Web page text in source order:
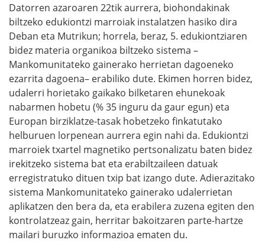
Datorren azaroaren 22tik aurrera, biohondakinak
biltzeko edukiontzi marroiak instalatzen hasiko dira
Deban eta Mutrikun; horrela, beraz, 5. edukiontziaren
bidez materia organikoa biltzeko sistema –
Mankomunitateko gainerako herrietan dagoeneko
ezarrita dagoena– erabiliko dute. Ekimen horren bidez,
udalerri horietako gaikako bilketaren ehunekoak
nabarmen hobetu (% 35 inguru da gaur egun) eta
Europan birziklatze-tasak hobetzeko finkatutako
helburuen lorpenean aurrera egin nahi da. Edukiontzi
marroiek txartel magnetiko pertsonalizatu baten bidez
irekitzeko sistema bat eta erabiltzaileen datuak
erregistratuko dituen txip bat izango dute. Adierazitako
sistema Mankomunitateko gainerako udalerrietan
aplikatzen den bera da, eta erabilera zuzena egiten den
kontrolatzeaz gain, herritar bakoitzaren parte-hartze
mailari buruzko informazioa ematen du.